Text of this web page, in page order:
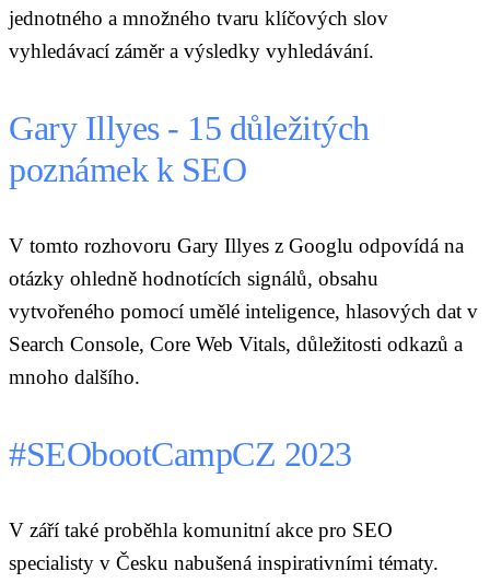
jednotného a množného tvaru klíčových slov
vyhledávací záměr a výsledky vyhledávání.
Gary Illyes - 15 důležitých
poznámek k SEO
V tomto rozhovoru Gary Illyes z Googlu odpovídá na
otázky ohledně hodnotících signálů, obsahu
vytvořeného pomocí umělé inteligence, hlasových dat v
Search Console, Core Web Vitals, důležitosti odkazů a
mnoho dalšího.
#SEObootCampCZ 2023
V září také proběhla komunitní akce pro SEO
specialisty v Česku nabušená inspirativními tématy.